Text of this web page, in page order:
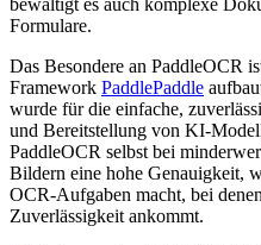
Formulare.
Das Besondere an PaddleOCR
Framework PaddlePaddle
wurde für die einfache,
und Bereitstellung von KI-
PaddleOCR selbst bei
Bildern eine hohe Genauigkeit,
OCR-Aufgaben macht, bei
Zuverlässigkeit ankommt.